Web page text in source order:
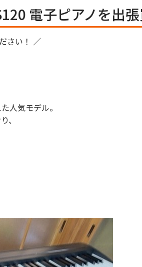
電子ピアノを出
さい！ ／
人気モデル。
、